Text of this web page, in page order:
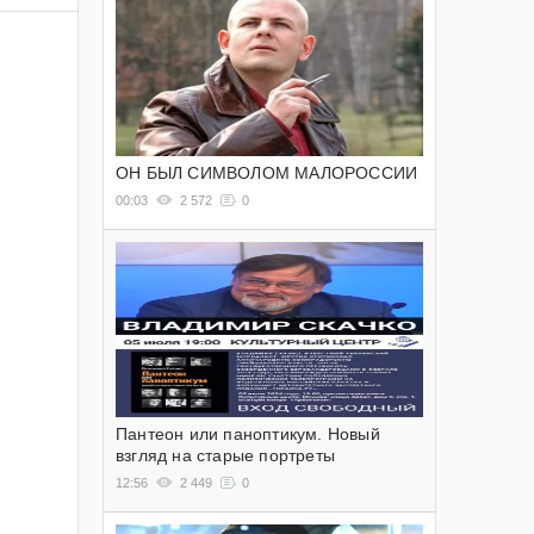
ОН БЫЛ СИМВОЛОМ МАЛОРОССИИ
00:03 2 572 0
Пантеон или паноптикум. Новый
взгляд на старые портреты
12:56 2 449 0